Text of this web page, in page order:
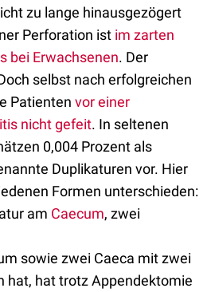
zu lange hinausgezögert
Perforation ist im zarten
bei Erwachsenen. Der
selbst nach erfolgreichen
Patienten vor einer
nicht gefeit. In seltenen
0,004 Prozent als
Duplikaturen vor. Hier
Formen unterschieden:
am Caecum, zwei
sowie zwei Caeca mit zwei
hat, hat trotz Appendektomie